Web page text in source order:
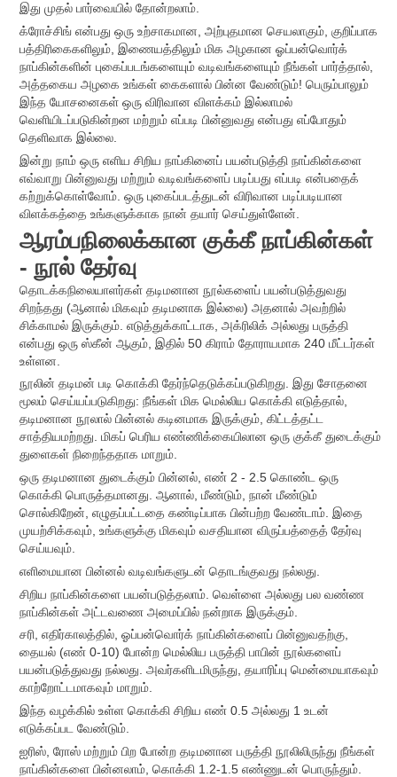
இது முதல் பார்வையில் தோன்றலாம்.
க்ரோச்சிங் என்பது ஒரு உற்சாகமான, அற்புதமான செயலாகும், குறிப்பாக
பத்திரிகைகளிலும், இணையத்திலும் மிக அழகான ஓப்பன்வொர்க்
நாப்கின்களின் புகைப்படங்களையும் வடிவங்களையும் நீங்கள் பார்த்தால்,
அத்தகைய அழகை உங்கள் கைகளால் பின்ன வேண்டும்! பெரும்பாலும்
இந்த யோசனைகள் ஒரு விரிவான விளக்கம் இல்லாமல்
வெளியிடப்படுகின்றன மற்றும் எப்படி பின்னுவது என்பது எப்போதும்
தெளிவாக இல்லை.
இன்று நாம் ஒரு எளிய சிறிய நாப்கினைப் பயன்படுத்தி நாப்கின்களை
எவ்வாறு பின்னுவது மற்றும் வடிவங்களைப் படிப்பது எப்படி என்பதைக்
கற்றுக்கொள்வோம். ஒரு புகைப்படத்துடன் விரிவான படிப்படியான
விளக்கத்தை உங்களுக்காக நான் தயார் செய்துள்ளேன்.
ஆரம்பநிலைக்கான குக்கீ நாப்கின்கள்
- நூல் தேர்வு
தொடக்கநிலையாளர்கள் தடிமனான நூல்களைப் பயன்படுத்துவது
சிறந்தது (ஆனால் மிகவும் தடிமனாக இல்லை) அதனால் அவற்றில்
சிக்காமல் இருக்கும். எடுத்துக்காட்டாக, அக்ரிலிக் அல்லது பருத்தி
என்பது ஒரு ஸ்கீன் ஆகும், இதில் 50 கிராம் தோராயமாக 240 மீட்டர்கள்
உள்ளன.
நூலின் தடிமன் படி கொக்கி தேர்ந்தெடுக்கப்படுகிறது. இது சோதனை
மூலம் செய்யப்படுகிறது: நீங்கள் மிக மெல்லிய கொக்கி எடுத்தால்,
தடிமனான நூலால் பின்னல் கடினமாக இருக்கும், கிட்டத்தட்ட
சாத்தியமற்றது. மிகப் பெரிய எண்ணிக்கையிலான ஒரு குக்கீ துடைக்கும்
துளைகள் நிறைந்ததாக மாறும்.
ஒரு தடிமனான துடைக்கும் பின்னல், எண் 2 - 2.5 கொண்ட ஒரு
கொக்கி பொருத்தமானது. ஆனால், மீண்டும், நான் மீண்டும்
சொல்கிறேன், எழுதப்பட்டதை கண்டிப்பாக பின்பற்ற வேண்டாம். இதை
முயற்சிக்கவும், உங்களுக்கு மிகவும் வசதியான விருப்பத்தைத் தேர்வு
செய்யவும்.
எளிமையான பின்னல் வடிவங்களுடன் தொடங்குவது நல்லது.
சிறிய நாப்கின்களை பயன்படுத்தலாம். வெள்ளை அல்லது பல வண்ண
நாப்கின்கள் அட்டவணை அமைப்பில் நன்றாக இருக்கும்.
சரி, எதிர்காலத்தில், ஓப்பன்வொர்க் நாப்கின்களைப் பின்னுவதற்கு,
தையல் (எண் 0-10) போன்ற மெல்லிய பருத்தி பாபின் நூல்களைப்
பயன்படுத்துவது நல்லது. அவர்களிடமிருந்து, தயாரிப்பு மென்மையாகவும்
காற்றோட்டமாகவும் மாறும்.
இந்த வழக்கில் உள்ள கொக்கி சிறிய எண் 0.5 அல்லது 1 உடன்
எடுக்கப்பட வேண்டும்.
ஐரிஸ், ரோஸ் மற்றும் பிற போன்ற தடிமனான பருத்தி நூலிலிருந்து நீங்கள்
நாப்கின்களை பின்னலாம், கொக்கி 1.2-1.5 எண்ணுடன் பொருந்தும்.